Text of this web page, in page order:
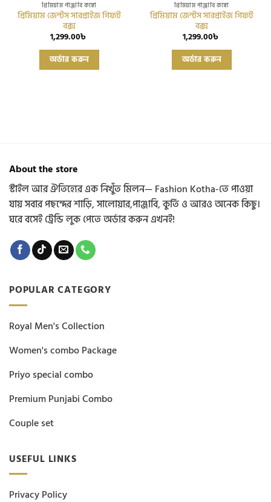
প্রিমিয়াম পাঞ্জাবি কম্বো
প্রিমিয়াম জেন্টস সারপ্রাইজ গিফট
বক্স
1,299.00৳
অর্ডার করুন
This
has
the
product
page
প্রিমিয়াম পাঞ্জাবি কম্বো
প্রিমিয়াম জেন্টস সারপ্রাইজ গিফট
বক্স
1,299.00৳
অর্ডার করুন
This
has
the
product
About the store
স্টাইল আর ঐতিহ্যের এক নিখুঁত মিলন— Fashion Kotha-তে পাওয়া
যায় সবার পছন্দের শাড়ি, সালোয়ার,পাঞ্জাবি, কুর্তি ও আরও অনেক কিছু।
ঘরে বসেই ট্রেন্ডি লুক পেতে অর্ডার করুন এখনই!
POPULAR CATEGORY
Royal Men's Collection
Women's combo Package
Priyo special combo
Premium Punjabi Combo
Couple set
USEFUL LINKS
Privacy Policy